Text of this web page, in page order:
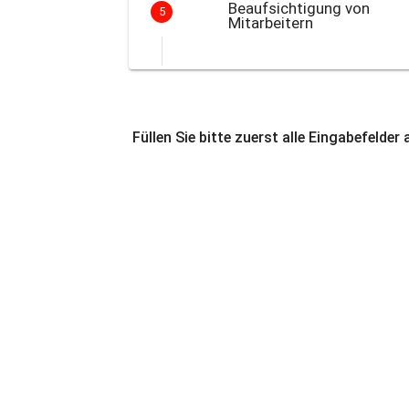
5
Beaufsichtigung von
Mitarbeitern
Füllen Sie bitte zuerst alle Eingabefelder